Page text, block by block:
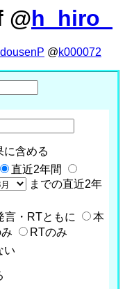
@h_hiro_
dousenP @k000072
に含める
直近2年間
までの直近2年
言・RTともに
本
RTのみ
い